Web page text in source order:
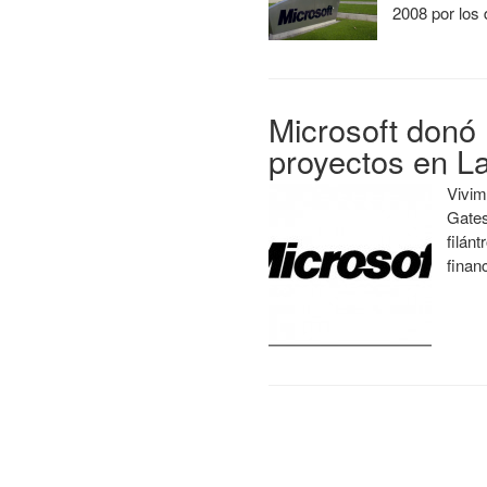
2008 por
Microsoft
proyectos en